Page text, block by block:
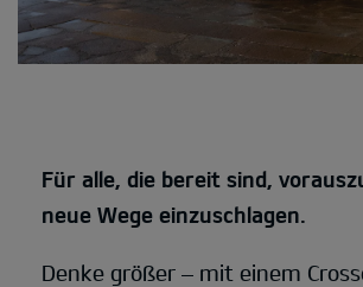
Für alle, die bereit sind,
neue Wege einzuschlagen.
Denke größer – mit einem